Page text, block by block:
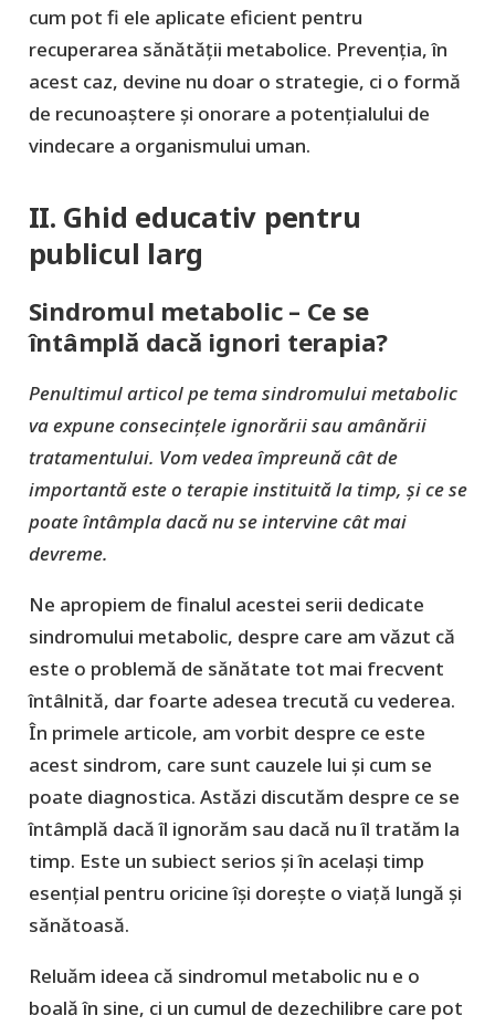
cum pot fi ele aplicate eficient pentru
recuperarea sănătății metabolice. Prevenția, în
acest caz, devine nu doar o strategie, ci o formă
de recunoaştere şi onorare a potențialului de
vindecare a organismului uman.
II. Ghid educativ pentru
publicul larg
Sindromul metabolic – Ce se
întâmplă dacă ignori terapia?
Penultimul articol pe tema sindromului metabolic
va expune consecinţele ignorării sau amânării
tratamentului. Vom vedea împreună cât de
importantă este o terapie instituită la timp, şi ce se
poate întâmpla dacă nu se intervine cât mai
devreme.
Ne apropiem de finalul acestei serii dedicate
sindromului metabolic, despre care am văzut că
este o problemă de sănătate tot mai frecvent
întâlnită, dar foarte adesea trecută cu vederea.
În primele articole, am vorbit despre ce este
acest sindrom, care sunt cauzele lui și cum se
poate diagnostica. Astăzi discutăm despre ce se
întâmplă dacă îl ignorăm sau dacă nu îl tratăm la
timp. Este un subiect serios şi în acelaşi timp
esențial pentru oricine își dorește o viață lungă și
sănătoasă.
Reluăm ideea că sindromul metabolic nu e o
boală în sine, ci un cumul de dezechilibre care pot